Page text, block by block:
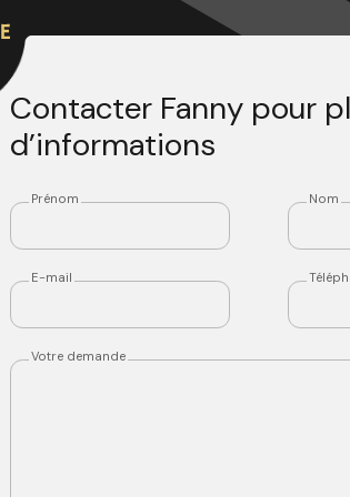
Contacter Fanny pour
d’informations
Prénom Nom
E-mail
Votre demande